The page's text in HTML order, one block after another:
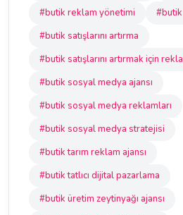
#butik reklam yönetimi
#butik
#butik satışlarını artırma
#butik satışlarını artırmak için
#butik sosyal medya ajansı
#butik sosyal medya reklamları
#butik sosyal medya stratejisi
#butik tarım reklam ajansı
#butik tatlıcı dijital pazarlama
#butik üretim zeytinyağı ajansı